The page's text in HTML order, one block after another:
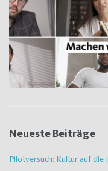
Neueste Beiträge
Pilotversuch: Kultur auf die 1